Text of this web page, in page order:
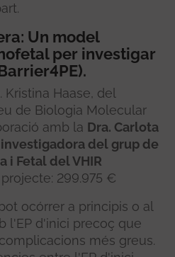
Un model
per investigar
Haase, del
de Biologia Molecular
amb la Dra. Carlota
del grup de
i Fetal del VHIR
299.975 €
ocórrer a principis o al
l'EP d'inici precoç que
més greus.